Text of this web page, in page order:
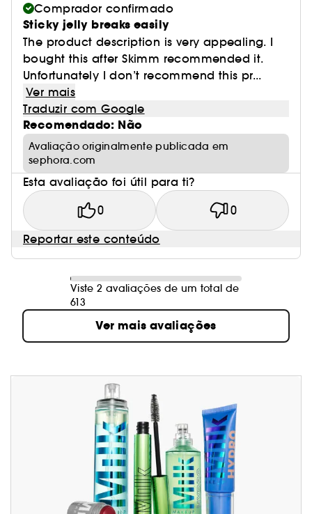
Comprador confirmado
Sticky jelly breaks easily
The product description is very appealing. I
bought this after Skimm recommended it.
Unfortunately I don’t recommend this pr...
Ver mais
Traduzir com Google
Recomendado: Não
Avaliação originalmente publicada em
sephora.com
Esta avaliação foi útil para ti?
0 0
Reportar este conteúdo
Viste 2 avaliações de um total de
613
Ver mais avaliações